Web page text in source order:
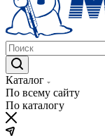
Каталог
По всему сайту
По каталогу